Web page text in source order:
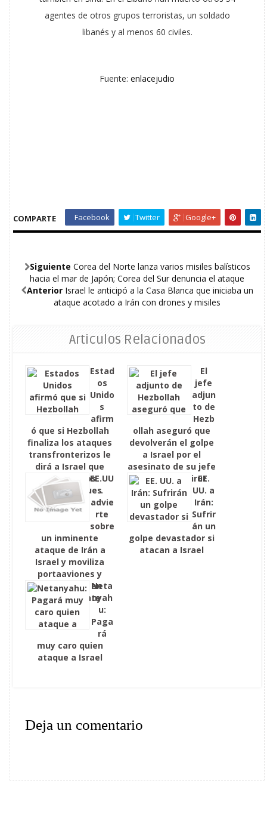
agentes de otros grupos terroristas, un soldado
libanés y al menos 60 civiles.
Fuente:enlacejudio
COMPARTE Facebook Twitter Google+
Siguiente Corea del Norte lanza varios misiles balísticos
hacia el mar de Japón; Corea del Sur denuncia el ataque
Anterior Israel le anticipó a la Casa Blanca que iniciaba un
ataque acotado a Irán con drones y misiles
Articulos Relacionados
Estad
os
Unido
s
afirm
ó que si Hezbollah
finaliza los ataques
transfronterizos le
dirá a Israel que
detenga los
contraataques
El
jefe
adjun
to de
Hezb
ollah aseguró que
devolverán el golpe
a Israel por el
asesinato de su jefe
militar en Beirut
EE.UU
.
advie
rte
sobre
un inminente
ataque de Irán a
Israel y moviliza
portaaviones y
submarinos en
Medio Oriente
EE.
UU. a
Irán:
Sufrir
án un
golpe devastador si
atacan a Israel
Neta
nyah
u:
Paga
rá
muy caro quien
ataque a Israel
Deja un comentario